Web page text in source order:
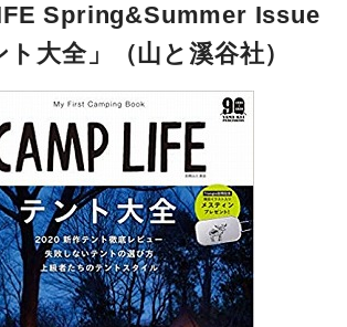
Spring&Summer Issue
大全」（山と溪谷社）